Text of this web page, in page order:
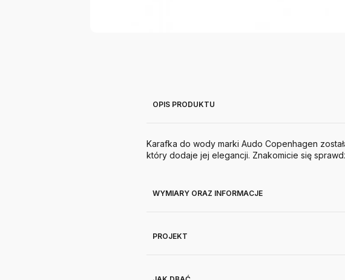
OPIS PRODUKTU
Karafka do wody marki Audo Copenhagen
który dodaje jej elegancji. Znakomicie się
WYMIARY ORAZ INFORMACJE
PROJEKT